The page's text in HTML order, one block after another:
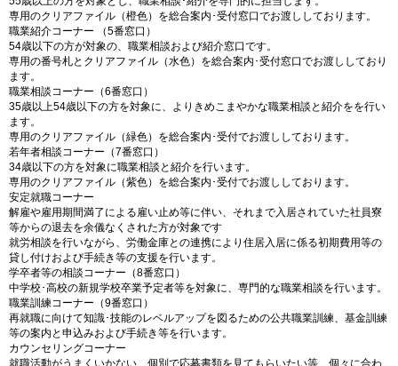
専用のクリアファイル（橙色）を総合案内･受付窓口でお渡ししております。
職業紹介コーナー （5番窓口）
54歳以下の方が対象の、職業相談および紹介窓口です。
専用の番号札とクリアファイル（水色）を総合案内･受付窓口でお渡ししており
ます。
職業相談コーナー（6番窓口）
35歳以上54歳以下の方を対象に、よりきめこまやかな職業相談と紹介をを行い
ます。
専用のクリアファイル（緑色）を総合案内･受付でお渡ししております。
若年者相談コーナー（7番窓口）
34歳以下の方を対象に職業相談と紹介を行います。
専用のクリアファイル（紫色）を総合案内･受付でお渡ししております。
安定就職コーナー
解雇や雇用期間満了による雇い止め等に伴い、それまで入居されていた社員寮
等からの退去を余儀なくされた方が対象です
就労相談を行いながら、労働金庫との連携により住居入居に係る初期費用等の
貸し付けおよび手続き等の支援を行います。
学卒者等の相談コーナー（8番窓口）
中学校･高校の新規学校卒業予定者等を対象に、専門的な職業相談を行います。
職業訓練コーナー（9番窓口）
再就職に向けて知識･技能のレベルアップを図るための公共職業訓練、基金訓練
等の案内と申込みおよび手続き等を行います。
カウンセリングコーナー
就職活動がうまくいかない、個別で応募書類を見てもらいたい等、個々に合わ